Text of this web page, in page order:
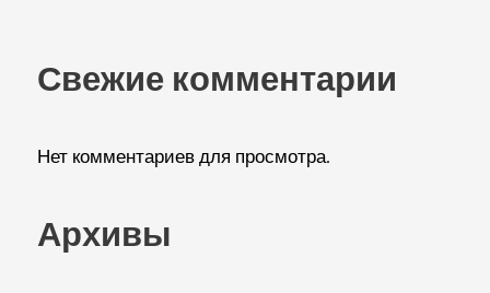
Свежие комментарии
Нет комментариев для просмотра.
Архивы